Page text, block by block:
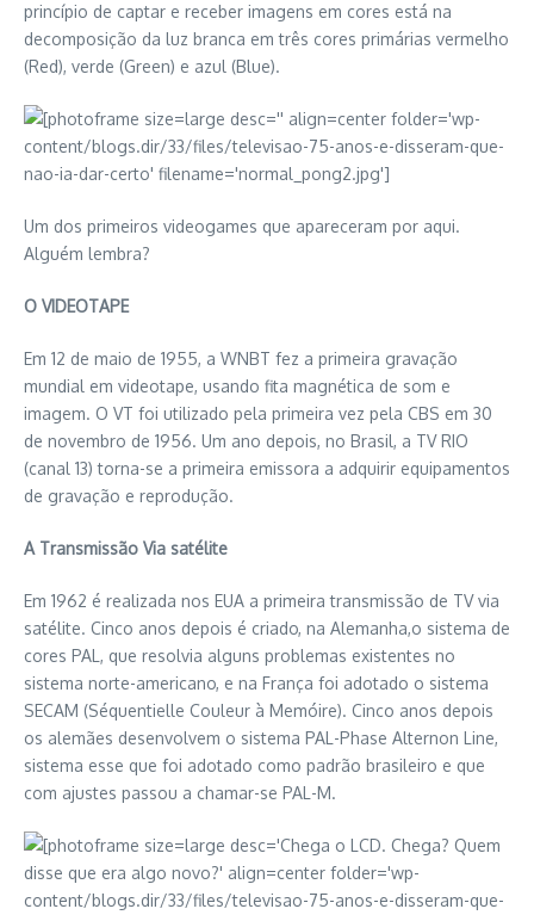
princípio de captar e receber imagens em cores está na
decomposição da luz branca em três cores primárias vermelho
(Red), verde (Green) e azul (Blue).
Um dos primeiros videogames que apareceram por aqui.
Alguém lembra?
O VIDEOTAPE
Em 12 de maio de 1955, a WNBT fez a primeira gravação
mundial em videotape, usando fita magnética de som e
imagem. O VT foi utilizado pela primeira vez pela CBS em 30
de novembro de 1956. Um ano depois, no Brasil, a TV RIO
(canal 13) torna-se a primeira emissora a adquirir equipamentos
de gravação e reprodução.
A Transmissão Via satélite
Em 1962 é realizada nos EUA a primeira transmissão de TV via
satélite. Cinco anos depois é criado, na Alemanha,o sistema de
cores PAL, que resolvia alguns problemas existentes no
sistema norte-americano, e na França foi adotado o sistema
SECAM (Séquentielle Couleur à Memóire). Cinco anos depois
os alemães desenvolvem o sistema PAL-Phase Alternon Line,
sistema esse que foi adotado como padrão brasileiro e que
com ajustes passou a chamar-se PAL-M.